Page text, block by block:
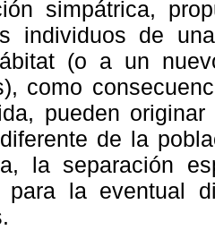
simpátrica,
individuos de
(o a un
como
pueden
de la
la separación
para la eventual